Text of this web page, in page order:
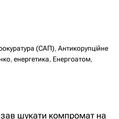
(САП), Антикорупційне
, енергетика, Енергоатом,
шукати компромат на